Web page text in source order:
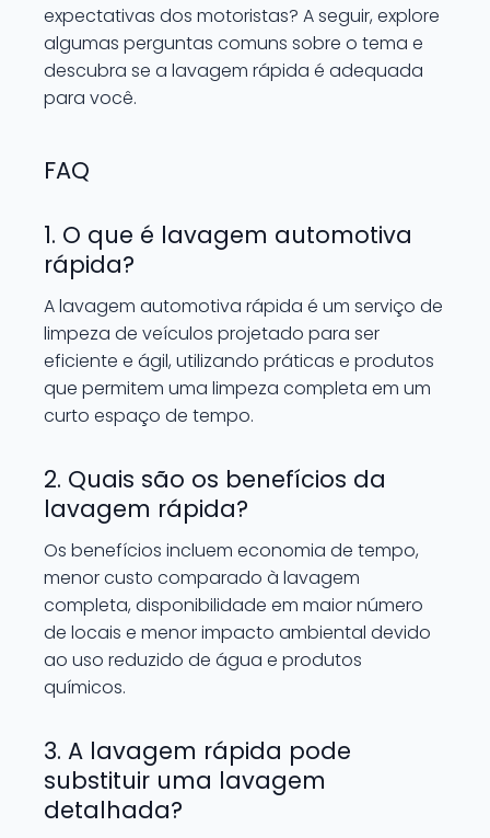
expectativas dos motoristas? A seguir, explore
algumas perguntas comuns sobre o tema e
descubra se a lavagem rápida é adequada
para você.
FAQ
1. O que é lavagem automotiva
rápida?
A lavagem automotiva rápida é um serviço de
limpeza de veículos projetado para ser
eficiente e ágil, utilizando práticas e produtos
que permitem uma limpeza completa em um
curto espaço de tempo.
2. Quais são os benefícios da
lavagem rápida?
Os benefícios incluem economia de tempo,
menor custo comparado à lavagem
completa, disponibilidade em maior número
de locais e menor impacto ambiental devido
ao uso reduzido de água e produtos
químicos.
3. A lavagem rápida pode
substituir uma lavagem
detalhada?